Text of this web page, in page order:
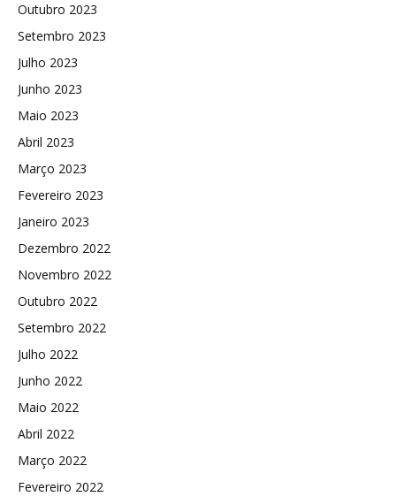
Outubro 2023
Setembro 2023
Julho 2023
Junho 2023
Maio 2023
Abril 2023
Março 2023
Fevereiro 2023
Janeiro 2023
Dezembro 2022
Novembro 2022
Outubro 2022
Setembro 2022
Julho 2022
Junho 2022
Maio 2022
Abril 2022
Março 2022
Fevereiro 2022